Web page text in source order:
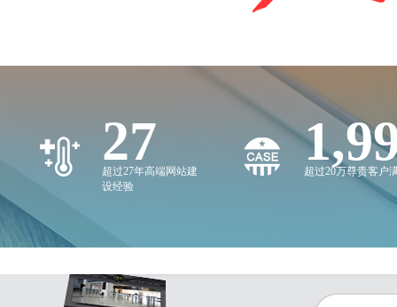
27
超过27年高端网站建
设经验
超过20万尊贵客户